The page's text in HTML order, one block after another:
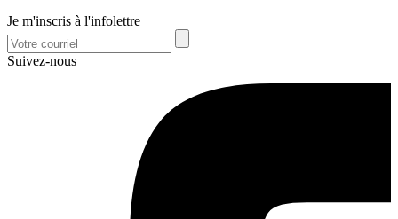
Je m'inscris à l'infolettre
Suivez-nous